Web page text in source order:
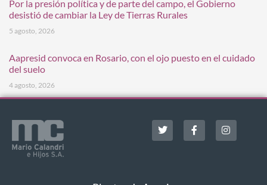
Por la presión política y de parte del campo, el Gobierno
desistió de cambiar la Ley de Tierras Rurales
5 agosto, 2026
Aapresid convoca en Rosario, con el ojo puesto en el cuidado
del suelo
4 agosto, 2026